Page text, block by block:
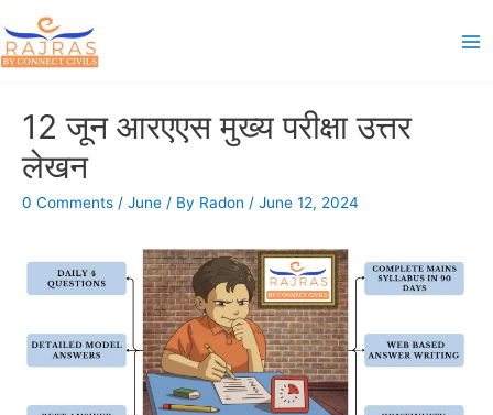
to
content
12 जून आरएएस मुख्य परीक्षा उत्तर
लेखन
0 Comments / June / By Radon / June 12, 2024